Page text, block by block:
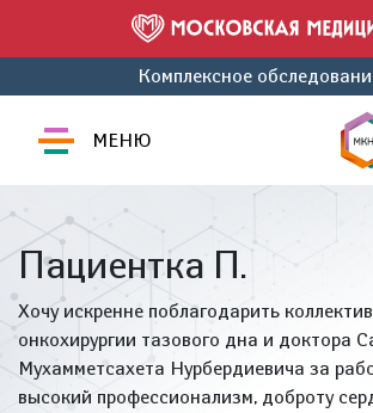
Комплексное
МЕНЮ
Пациентка П.
Хочу искренне поблагодарить
онкохирургии тазового дна и доктора
Мухамметсахета Нурбердиевича за
высокий профессионализм, доброту